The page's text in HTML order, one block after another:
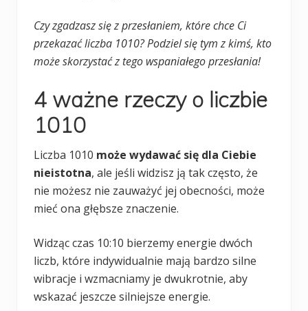
Czy zgadzasz się z przesłaniem, które chce Ci
przekazać liczba 1010? Podziel się tym z kimś, kto
może skorzystać z tego wspaniałego przesłania!
4 ważne rzeczy o liczbie
1010
Liczba 1010 może wydawać się dla Ciebie
nieistotna, ale jeśli widzisz ją tak często, że
nie możesz nie zauważyć jej obecności, może
mieć ona głębsze znaczenie.
Widząc czas 10:10 bierzemy energie dwóch
liczb, które indywidualnie mają bardzo silne
wibracje i wzmacniamy je dwukrotnie, aby
wskazać jeszcze silniejsze energie.